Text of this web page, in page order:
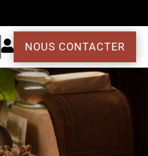
 NOUS CONTACTER